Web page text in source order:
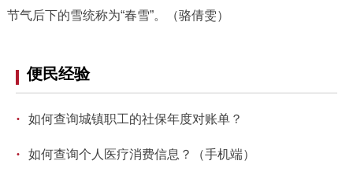
节气后下的雪统称为“春雪”。（骆倩雯）
便民经验
· 如何查询城镇职工的社保年度对账单？
· 如何查询个人医疗消费信息？（手机端）